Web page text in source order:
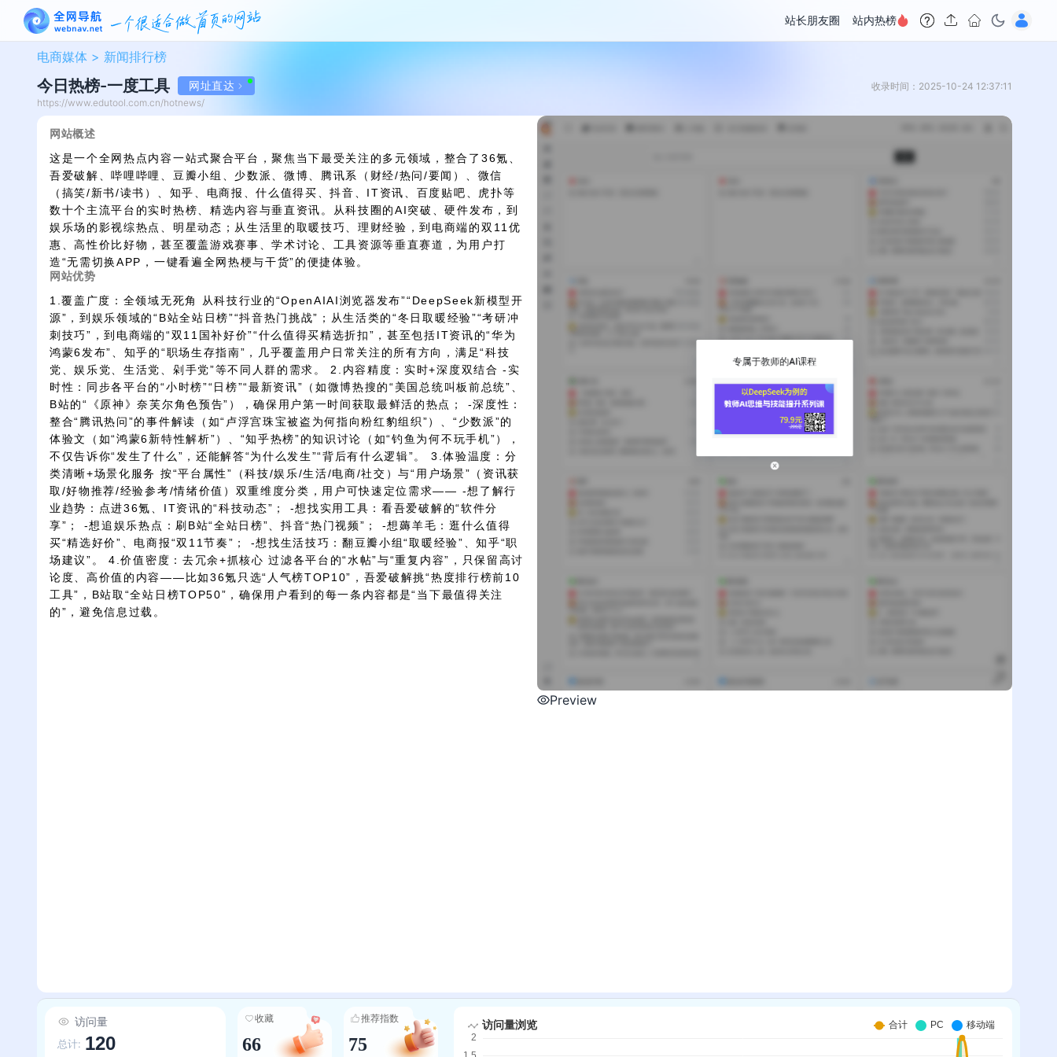
站长朋友圈 站内热榜
电商媒体 > 新闻排行榜
今日热榜-一度工具 网址直达
收录时间：2025-10-24 12:37:11
https://www.edutool.com.cn/hotnews/
网站概述
这是一个全网热点内容一站式聚合平台，聚焦当下最受关注的多元领域，整合了36氪、
吾爱破解、哔哩哔哩、豆瓣小组、少数派、微博、腾讯系（财经/热问/要闻）、微信
（搞笑/新书/读书）、知乎、电商报、什么值得买、抖音、IT资讯、百度贴吧、虎扑等
数十个主流平台的实时热榜、精选内容与垂直资讯。从科技圈的AI突破、硬件发布，到
娱乐场的影视综热点、明星动态；从生活里的取暖技巧、理财经验，到电商端的双11优
惠、高性价比好物，甚至覆盖游戏赛事、学术讨论、工具资源等垂直赛道，为用户打
造“无需切换APP，一键看遍全网热梗与干货”的便捷体验。
网站优势
1.覆盖广度：全领域无死角 从科技行业的“OpenAIAI浏览器发布”“DeepSeek新模型开
源”，到娱乐领域的“B站全站日榜”“抖音热门挑战”；从生活类的“冬日取暖经验”“考研冲
刺技巧”，到电商端的“双11国补好价”“什么值得买精选折扣”，甚至包括IT资讯的“华为
鸿蒙6发布”、知乎的“职场生存指南”，几乎覆盖用户日常关注的所有方向，满足“科技
党、娱乐党、生活党、剁手党”等不同人群的需求。 2.内容精度：实时+深度双结合 -实
时性：同步各平台的“小时榜”“日榜”“最新资讯”（如微博热搜的“美国总统叫板前总统”、
B站的“《原神》奈芙尔角色预告”），确保用户第一时间获取最鲜活的热点； -深度性：
整合“腾讯热问”的事件解读（如“卢浮宫珠宝被盗为何指向粉红豹组织”）、“少数派”的
体验文（如“鸿蒙6新特性解析”）、“知乎热榜”的知识讨论（如“钓鱼为何不玩手机”），
不仅告诉你“发生了什么”，还能解答“为什么发生”“背后有什么逻辑”。 3.体验温度：分
类清晰+场景化服务 按“平台属性”（科技/娱乐/生活/电商/社交）与“用户场景”（资讯获
取/好物推荐/经验参考/情绪价值）双重维度分类，用户可快速定位需求—— -想了解行
业趋势：点进36氪、IT资讯的“科技动态”； -想找实用工具：看吾爱破解的“软件分
享”； -想追娱乐热点：刷B站“全站日榜”、抖音“热门视频”； -想薅羊毛：逛什么值得
买“精选好价”、电商报“双11节奏”； -想找生活技巧：翻豆瓣小组“取暖经验”、知乎“职
场建议”。 4.价值密度：去冗余+抓核心 过滤各平台的“水帖”与“重复内容”，只保留高讨
论度、高价值的内容——比如36氪只选“人气榜TOP10”，吾爱破解挑“热度排行榜前10
工具”，B站取“全站日榜TOP50”，确保用户看到的每一条内容都是“当下最值得关注
的”，避免信息过载。
Preview
访问量
总计: 120
收藏
66
推荐指数
75